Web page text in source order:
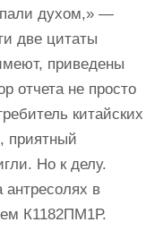
духом,» —
две цитаты
приведены
отчета не просто
китайских
приятный
Но к делу.
в
К1182ПМ1Р.